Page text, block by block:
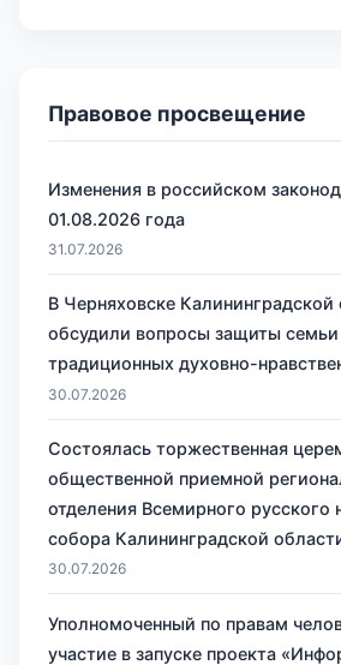
Правовое просвещение
Изменения в российском
01.08.2026 года
31.07.2026
В Черняховске Калининградской
обсудили вопросы защиты семьи
традиционных духовно-
30.07.2026
Состоялась торжественная
общественной приемной
отделения Всемирного русского
собора Калининградской
30.07.2026
Уполномоченный по правам
участие в запуске проекта